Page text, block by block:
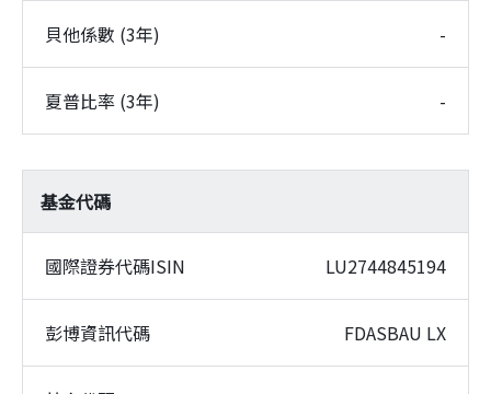
貝他係數 (3年) -
夏普比率 (3年) -
基金代碼
國際證券代碼ISIN LU2744845194
彭博資訊代碼 FDASBAU LX